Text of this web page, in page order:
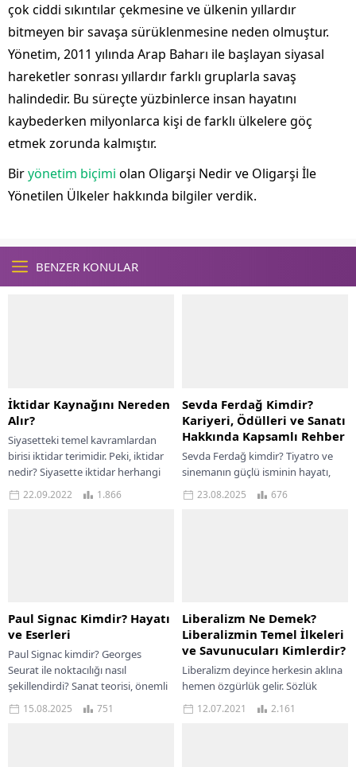
çok ciddi sıkıntılar çekmesine ve ülkenin yıllardır
bitmeyen bir savaşa sürüklenmesine neden olmuştur.
Yönetim, 2011 yılında Arap Baharı ile başlayan siyasal
hareketler sonrası yıllardır farklı gruplarla savaş
halindedir. Bu süreçte yüzbinlerce insan hayatını
kaybederken milyonlarca kişi de farklı ülkelere göç
etmek zorunda kalmıştır.
Biryönetim biçimi olan Oligarşi Nedir ve Oligarşi İle
Yönetilen Ülkeler hakkında bilgiler verdik.
BENZER KONULAR
İktidar Kaynağını Nereden
Alır?
Siyasetteki temel kavramlardan
birisi iktidar terimidir. Peki, iktidar
nedir? Siyasette iktidar herhangi
bir işin yapma ya da yapmama
gücünü elinde...
22.09.2022 1.866
Sevda Ferdağ Kimdir?
Kariyeri, Ödülleri ve Sanatı
Hakkında Kapsamlı Rehber
Sevda Ferdağ kimdir? Tiyatro ve
sinemanın güçlü isminin hayatı,
kariyeri, ödülleri ve sanat anlayışı
hakkında detaylı bilgiyi bu
23.08.2025 676
Paul Signac Kimdir? Hayatı
ve Eserleri
Paul Signac kimdir? Georges
Seurat ile noktacılığı nasıl
şekillendirdi? Sanat teorisi, önemli
eserleri ve Türkiye’deki etkisi
hakkında kapsamlı rehber. Paul...
15.08.2025 751
Liberalizm Ne Demek?
Liberalizmin Temel İlkeleri
ve Savunucuları Kimlerdir?
Liberalizm deyince herkesin aklına
hemen özgürlük gelir. Sözlük
anlamıyla serbestlik olarak ifade
edilir. Liberalizm kısaca ne
12.07.2021 2.161